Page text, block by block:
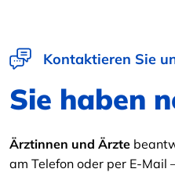
Kontaktieren Sie
Sie haben
Ärztinnen und Ärzte
am Telefon oder per E-Mail